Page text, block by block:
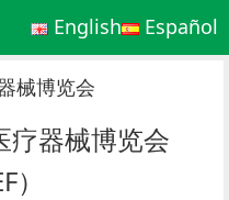
English Español
械博览会
疗器械博览会
）